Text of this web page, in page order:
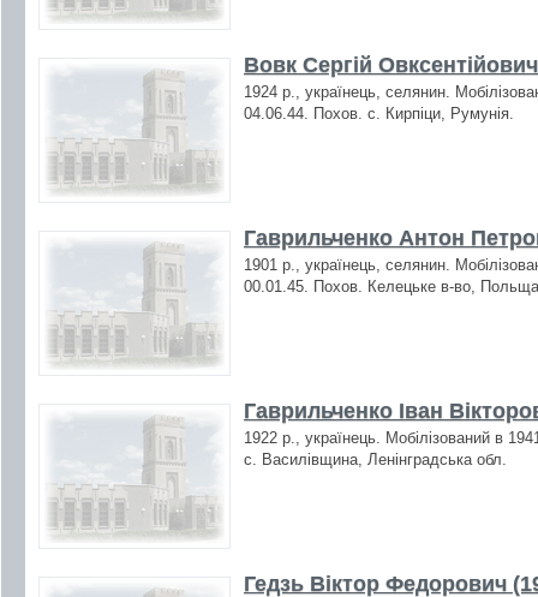
Вовк Сергій
1924 р., українець, селянин.
04.06.44. Похов. с. Кирпіци, Румунія.
Гаврильченко Антон
1901 р., українець, селянин.
00.01.45. Похов. Келецьке в-во,
Гаврильченко Іван
1922 р., українець. Мобілізований в
с. Василівщина, Ленінградська обл.
Гедзь Віктор Федорович